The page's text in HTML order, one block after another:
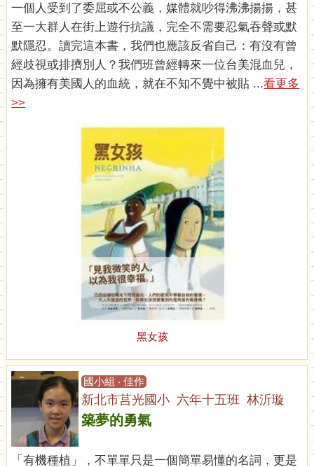
一個人受到了委屈或不公義，媒體就吵得沸沸揚揚，甚
至一大群人在街上遊行抗議，完全不需要忍氣吞聲或默
默隱忍。讀完這本書，我們也應該反省自己：有沒有曾
經歧視或排擠別人？我們班曾經轉來一位台美混血兒，
因為擁有美國人的血統，就在不知不覺中被貼 ...看更多
>>
黑女孩
國小組 ‧ 佳作
新北市莒光國小 六年十五班 林沂璇
築夢的勇氣
「有機種植」，不單單只是一個簡單易懂的名詞，更是